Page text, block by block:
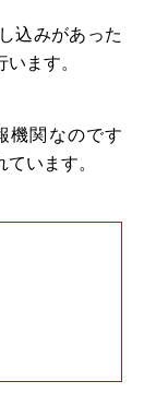
込みがあった
ます。
機関なのです
います。